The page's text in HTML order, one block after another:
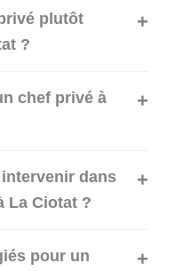
plutôt
?
chef privé à
dans
La Ciotat ?
pour un